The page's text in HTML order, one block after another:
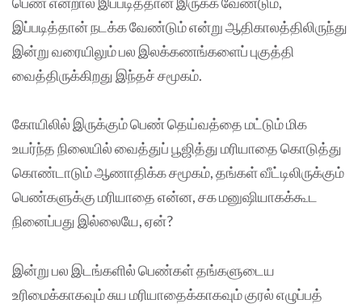
இப்படித்தான் நடக்க வேண்டும் என்று ஆதிகாலத்திலிருந்து
இன்று வரையிலும் பல இலக்கணங்களைப் புகுத்தி
வைத்திருக்கிறது இந்தச் சமூகம்.
கோயிலில் இருக்கும் பெண் தெய்வத்தை மட்டும் மிக
உயர்ந்த நிலையில் வைத்துப் பூஜித்து மரியாதை கொடுத்து
கொண்டாடும் ஆணாதிக்க சமூகம், தங்கள் வீட்டிலிருக்கும்
பெண்களுக்கு மரியாதை என்ன, சக மனுஷியாகக்கூட
நினைப்பது இல்லையே, ஏன்?
இன்று பல இடங்களில் பெண்கள் தங்களுடைய
உரிமைக்காகவும் சுய மரியாதைக்காகவும் குரல் எழுப்பத்